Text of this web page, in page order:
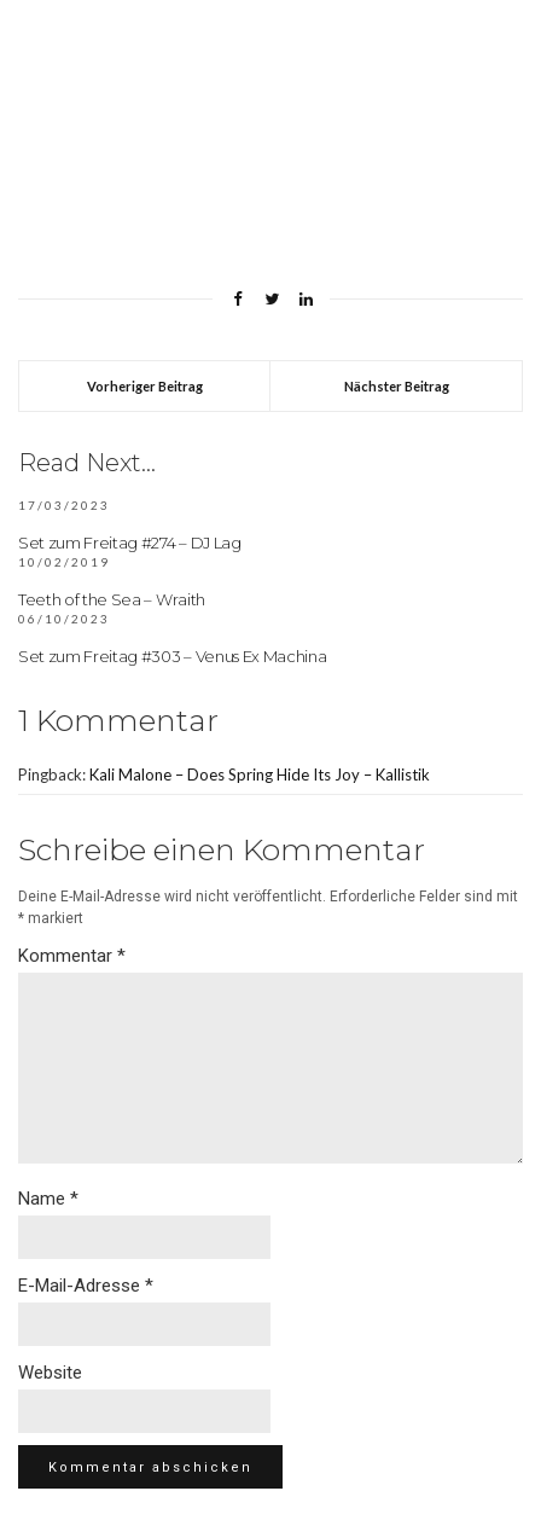
Vorheriger Beitrag Nächster Beitrag
Read Next...
17/03/2023
Set zum Freitag #274 – DJ Lag
10/02/2019
Teeth of the Sea – Wraith
06/10/2023
Set zum Freitag #303 – Venus Ex Machina
1 Kommentar
Pingback:Kali Malone – Does Spring Hide Its Joy – Kallistik
Schreibe einen Kommentar
Deine E-Mail-Adresse wird nicht veröffentlicht. Erforderliche Felder sind mit
* markiert
Kommentar *
Name *
E-Mail-Adresse *
Website